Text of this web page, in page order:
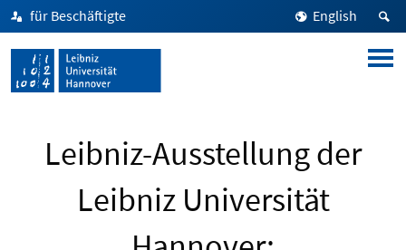
für Beschäftigte English
Leibniz-Ausstellung der
Leibniz Universität